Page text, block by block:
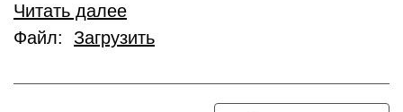
Читать далее
Файл: Загрузить